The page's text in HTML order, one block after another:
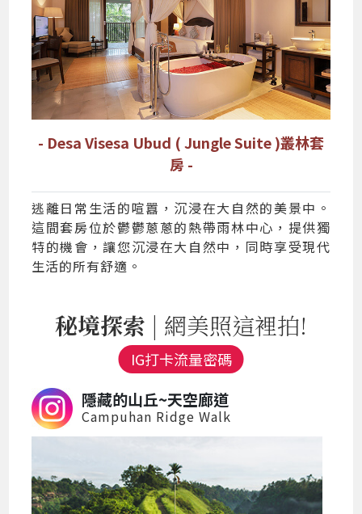
- Desa Visesa Ubud ( Jungle Suite )叢林套
房 -
逃離日常生活的喧囂，沉浸在大自然的美景中。
這間套房位於鬱鬱蔥蔥的熱帶雨林中心，提供獨
特的機會，讓您沉浸在大自然中，同時享受現代
生活的所有舒適。
秘境探索 | 網美照這裡拍!
IG打卡流量密碼
隱藏的山丘~天空廊道
Campuhan Ridge Walk